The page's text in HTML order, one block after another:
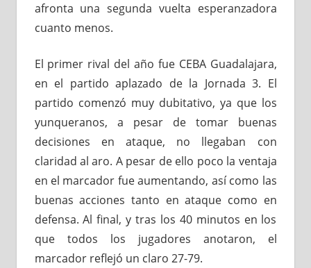
afronta una segunda vuelta esperanzadora
cuanto menos.
El primer rival del año fue CEBA Guadalajara,
en el partido aplazado de la Jornada 3. El
partido comenzó muy dubitativo, ya que los
yunqueranos, a pesar de tomar buenas
decisiones en ataque, no llegaban con
claridad al aro. A pesar de ello poco la ventaja
en el marcador fue aumentando, así como las
buenas acciones tanto en ataque como en
defensa. Al final, y tras los 40 minutos en los
que todos los jugadores anotaron, el
marcador reflejó un claro 27-79.